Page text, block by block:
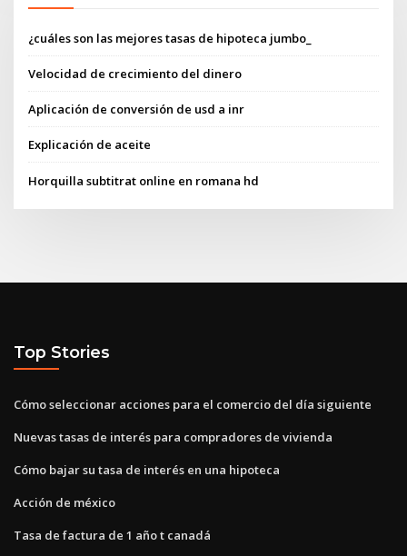
¿cuáles son las mejores tasas de hipoteca jumbo_
Velocidad de crecimiento del dinero
Aplicación de conversión de usd a inr
Explicación de aceite
Horquilla subtitrat online en romana hd
Top Stories
Cómo seleccionar acciones para el comercio del día siguiente
Nuevas tasas de interés para compradores de vivienda
Cómo bajar su tasa de interés en una hipoteca
Acción de méxico
Tasa de factura de 1 año t canadá